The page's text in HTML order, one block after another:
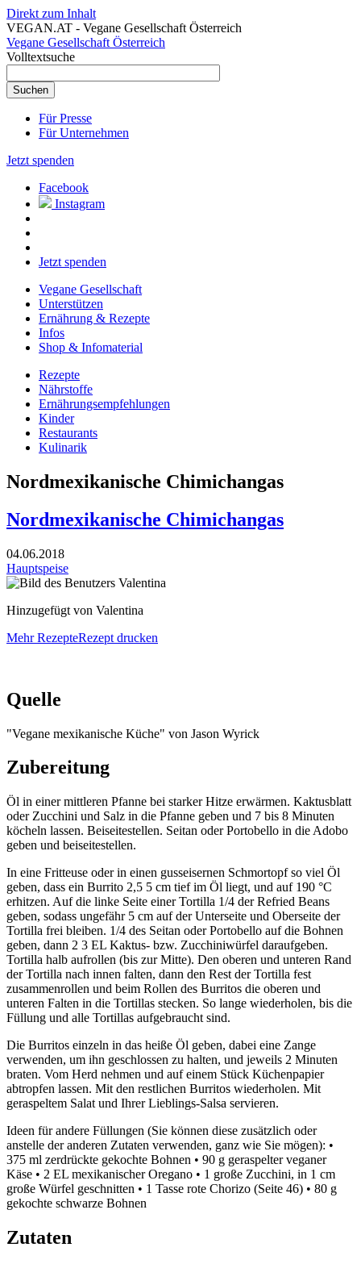
Direkt zum Inhalt
VEGAN.AT - Vegane Gesellschaft Österreich
Vegane Gesellschaft Österreich
Volltextsuche
Für Presse
Für Unternehmen
Jetzt spenden
Facebook
Instagram
Jetzt spenden
Vegane Gesellschaft
Unterstützen
Ernährung & Rezepte
Infos
Shop & Infomaterial
Rezepte
Nährstoffe
Ernährungsempfehlungen
Kinder
Restaurants
Kulinarik
Nordmexikanische Chimichangas
Nordmexikanische Chimichangas
04.06.2018
Hauptspeise
Hinzugefügt von Valentina
Mehr RezepteRezept drucken
Quelle
"Vegane mexikanische Küche" von Jason Wyrick
Zubereitung
Öl in einer mittleren Pfanne bei starker Hitze erwärmen. Kaktusblatt
oder Zucchini und Salz in die Pfanne geben und 7 bis 8 Minuten
köcheln lassen. Beiseitestellen. Seitan oder Portobello in die Adobo
geben und beiseitestellen.
In eine Fritteuse oder in einen gusseisernen Schmortopf so viel Öl
geben, dass ein Burrito 2,5 5 cm tief im Öl liegt, und auf 190 °C
erhitzen. Auf die linke Seite einer Tortilla 1/4 der Refried Beans
geben, sodass ungefähr 5 cm auf der Unterseite und Oberseite der
Tortilla frei bleiben. 1/4 des Seitan oder Portobello auf die Bohnen
geben, dann 2 3 EL Kaktus- bzw. Zucchiniwürfel daraufgeben.
Tortilla halb aufrollen (bis zur Mitte). Den oberen und unteren Rand
der Tortilla nach innen falten, dann den Rest der Tortilla fest
zusammenrollen und beim Rollen des Burritos die oberen und
unteren Falten in die Tortillas stecken. So lange wiederholen, bis die
Füllung und alle Tortillas aufgebraucht sind.
Die Burritos einzeln in das heiße Öl geben, dabei eine Zange
verwenden, um ihn geschlossen zu halten, und jeweils 2 Minuten
braten. Vom Herd nehmen und auf einem Stück Küchenpapier
abtropfen lassen. Mit den restlichen Burritos wiederholen. Mit
geraspeltem Salat und Ihrer Lieblings-Salsa servieren.
Ideen für andere Füllungen (Sie können diese zusätzlich oder
anstelle der anderen Zutaten verwenden, ganz wie Sie mögen): •
375 ml zerdrückte gekochte Bohnen • 90 g geraspelter veganer
Käse • 2 EL mexikanischer Oregano • 1 große Zucchini, in 1 cm
große Würfel geschnitten • 1 Tasse rote Chorizo (Seite 46) • 80 g
gekochte schwarze Bohnen
Zutaten